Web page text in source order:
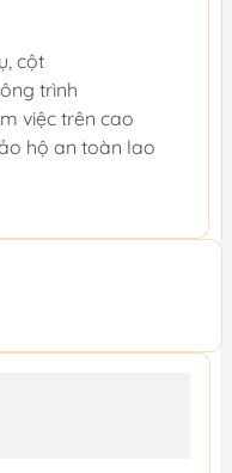
cột
trình
việc trên cao
hộ an toàn lao